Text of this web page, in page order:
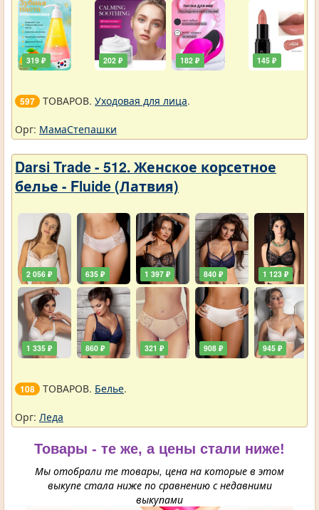
319 ₽ 202 ₽ 182 ₽ 145 ₽
597 ТОВАРОВ. Уходовая для лица.
Орг: МамаСтепашки
Darsi Trade - 512. Женское корсетное
белье - Fluide (Латвия)
2 056 ₽
1 335 ₽
635 ₽
860 ₽
1 397 ₽
321 ₽
840 ₽
908 ₽
1 123 ₽
945 ₽
108 ТОВАРОВ. Белье.
Орг: Леда
Товары - те же, а цены стали ниже!
Мы отобрали те товары, цена на которые в этом
выкупе стала ниже по сравнению с недавними
выкупами